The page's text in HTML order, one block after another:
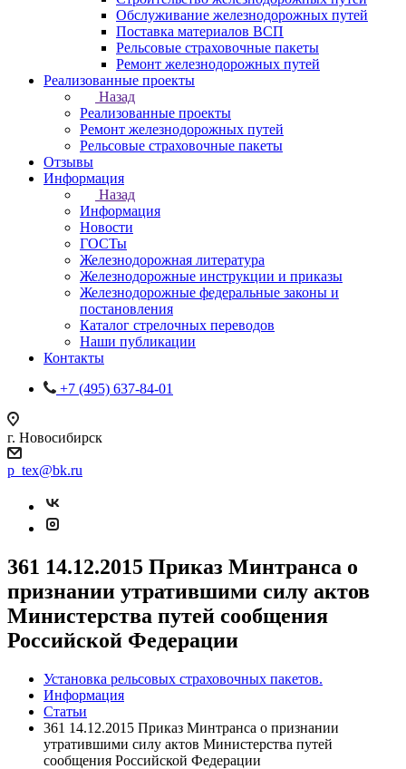
Обслуживание железнодорожных путей
Поставка материалов ВСП
Рельсовые страховочные пакеты
Ремонт железнодорожных путей
Реализованные проекты
Назад
Реализованные проекты
Ремонт железнодорожных путей
Рельсовые страховочные пакеты
Отзывы
Информация
Назад
Информация
Новости
ГОСТы
Железнодорожная литература
Железнодорожные инструкции и приказы
Железнодорожные федеральные законы и
постановления
Каталог стрелочных переводов
Наши публикации
Контакты
+7 (495) 637-84-01
г. Новосибирск
p_tex@bk.ru
361 14.12.2015 Приказ Минтранса о
признании утратившими силу актов
Министерства путей сообщения
Российской Федерации
Установка рельсовых страховочных пакетов.
Информация
Статьи
361 14.12.2015 Приказ Минтранса о признании
утратившими силу актов Министерства путей
сообщения Российской Федерации